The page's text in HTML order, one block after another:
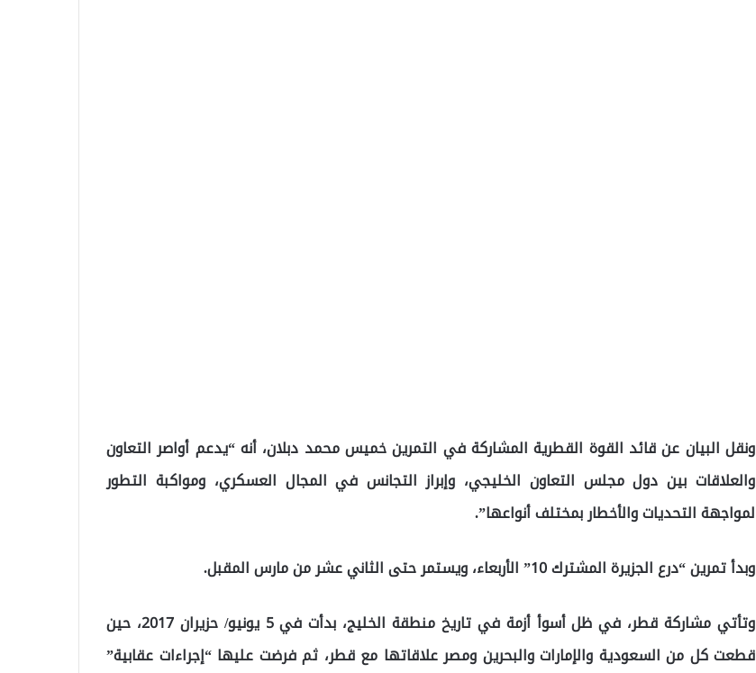
ونقل البيان عن قائد القوة القطرية المشاركة في التمرين خميس محمد دبلان، أنه “يدعم أواصر التعاون
والعلاقات بين دول مجلس التعاون الخليجي، وإبراز التجانس في المجال العسكري، ومواكبة التطور
لمواجهة التحديات والأخطار بمختلف أنواعها”.
وبدأ تمرين “درع الجزيرة المشترك 10” الأربعاء، ويستمر حتى الثاني عشر من مارس المقبل.
وتأتي مشاركة قطر، في ظل أسوأ أزمة في تاريخ منطقة الخليج، بدأت في 5 يونيو/ حزيران 2017، حين
قطعت كل من السعودية والإمارات والبحرين ومصر علاقاتها مع قطر، ثم فرضت عليها “إجراءات عقابية”